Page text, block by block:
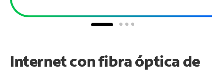
Internet con fibra óptica de